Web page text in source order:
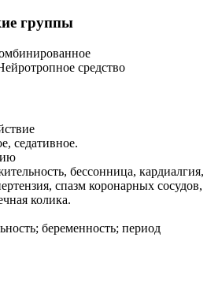
группы
средство
седативное.
бессонница, кардиалгия,
спазм коронарных сосудов,
колика.
беременность; период